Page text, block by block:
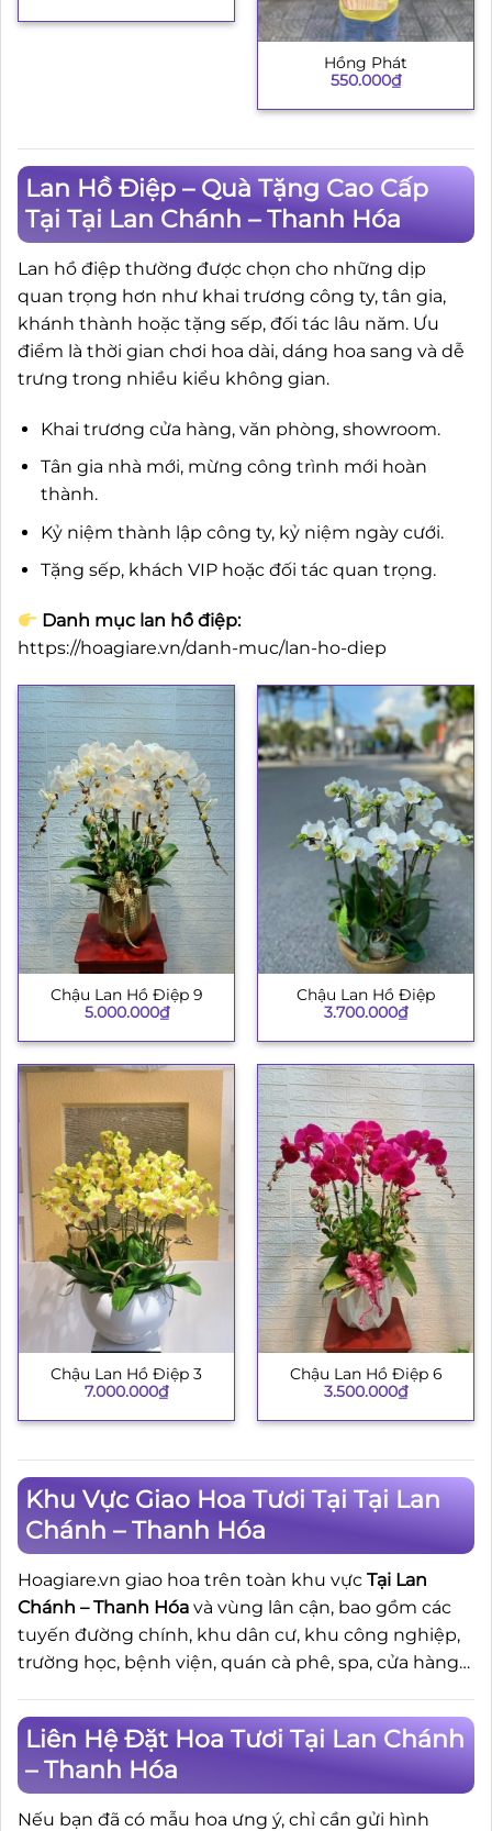
Hồng Phát
550.000₫
Lan Hồ Điệp – Quà Tặng Cao Cấp
Tại Tại Lan Chánh – Thanh Hóa
Lan hồ điệp thường được chọn cho những dịp
quan trọng hơn như khai trương công ty, tân gia,
khánh thành hoặc tặng sếp, đối tác lâu năm. Ưu
điểm là thời gian chơi hoa dài, dáng hoa sang và dễ
trưng trong nhiều kiểu không gian.
Khai trương cửa hàng, văn phòng, showroom.
Tân gia nhà mới, mừng công trình mới hoàn
thành.
Kỷ niệm thành lập công ty, kỷ niệm ngày cưới.
Tặng sếp, khách VIP hoặc đối tác quan trọng.
Danh mục lan hồ điệp:
https://hoagiare.vn/danh-muc/lan-ho-diep
Chậu Lan Hồ Điệp 9
5.000.000₫
Chậu Lan Hồ Điệp
3.700.000₫
Chậu Lan Hồ Điệp 3
7.000.000₫
Chậu Lan Hồ Điệp 6
3.500.000₫
Khu Vực Giao Hoa Tươi Tại Tại Lan
Chánh – Thanh Hóa
Hoagiare.vn giao hoa trên toàn khu vực Tại Lan
Chánh – Thanh Hóa và vùng lân cận, bao gồm các
tuyến đường chính, khu dân cư, khu công nghiệp,
trường học, bệnh viện, quán cà phê, spa, cửa hàng…
Liên Hệ Đặt Hoa Tươi Tại Lan Chánh
– Thanh Hóa
Nếu bạn đã có mẫu hoa ưng ý, chỉ cần gửi hình